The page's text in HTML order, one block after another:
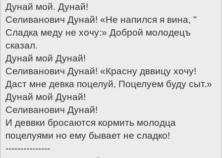
Дунай мой. Дунай!
Селиванович Дунай! «Не напился я вина, "
Сладка меду не хочу:» Доброй молодецъ
сказал.
Дунай мой Дунай!
Селиванович Дунай! «Красну дввицу хочу!
Даст мне девка поцелуй, Поцелуем буду сыт.»
Дунай мой Дунай!
Селиванович Дунай!
И деввки бросаются кормить молодца
поцелуями но ему бывает не сладко!
---------------